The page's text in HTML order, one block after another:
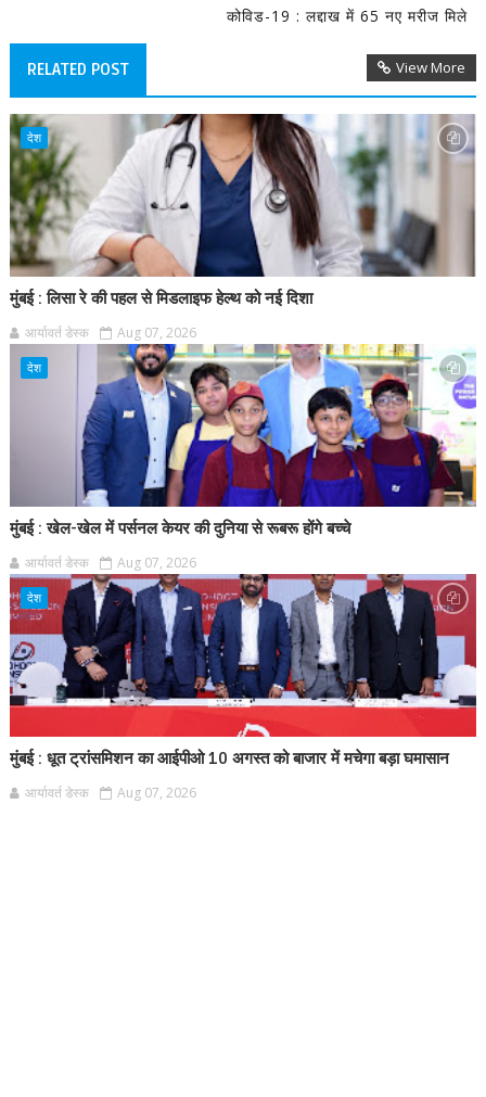
कोविड-19 : लद्दाख में 65 नए मरीज मिले
RELATED POST View More
देश
मुंबई : लिसा रे की पहल से मिडलाइफ हेल्थ को नई दिशा
आर्यावर्त डेस्क Aug 07, 2026
देश
मुंबई : खेल-खेल में पर्सनल केयर की दुनिया से रूबरू होंगे बच्चे
आर्यावर्त डेस्क Aug 07, 2026
देश
मुंबई : धूत ट्रांसमिशन का आईपीओ 10 अगस्त को बाजार में मचेगा बड़ा घमासान
आर्यावर्त डेस्क Aug 07, 2026